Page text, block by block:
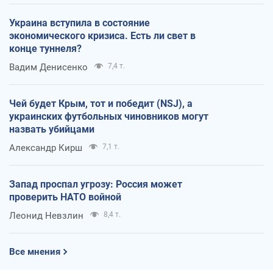
Украина вступила в состояние
экономического кризиса. Есть ли свет в
конце туннеля?
Вадим Денисенко 7,4 т.
Чей будет Крым, тот и победит (NSJ), а
украинских футбольных чиновников могут
назвать убийцами
Александр Кирш 7,1 т.
Запад проспал угрозу: Россия может
проверить НАТО войной
Леонид Невзлин 8,4 т.
Все мнения